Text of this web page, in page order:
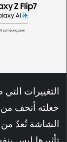
جعلته أنحف